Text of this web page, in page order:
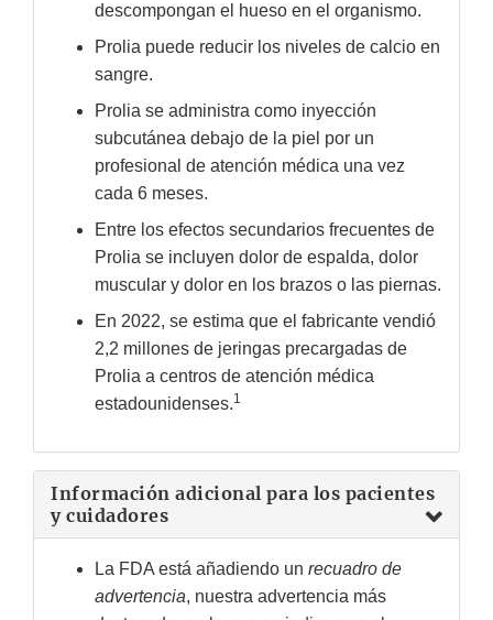
descompongan el hueso en el organismo.
Prolia puede reducir los niveles de calcio en
sangre.
Prolia se administra como inyección
subcutánea debajo de la piel por un
profesional de atención médica una vez
cada 6 meses.
Entre los efectos secundarios frecuentes de
Prolia se incluyen dolor de espalda, dolor
muscular y dolor en los brazos o las piernas.
En 2022, se estima que el fabricante vendió
2,2 millones de jeringas precargadas de
Prolia a centros de atención médica
estadounidenses.1
Información adicional para los pacientes
y cuidadores
La FDA está añadiendo un recuadro de
advertencia, nuestra advertencia más